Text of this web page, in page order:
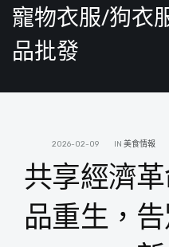
寵物衣服/狗衣
品批發
2026-02-09 IN 美食情報
共享經濟
品重生，